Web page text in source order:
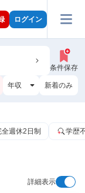
ログイン
条件保存
年収 新着のみ
全週休2日制 学歴
詳細表示